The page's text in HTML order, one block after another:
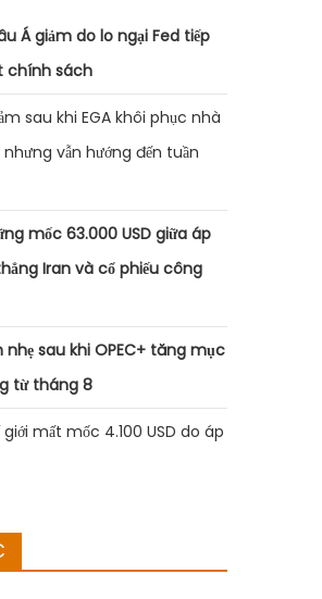
Á giảm do lo ngại Fed tiếp
chính sách
sau khi EGA khôi phục nhà
vẫn hướng đến tuần
mốc 63.000 USD giữa áp
Iran và cổ phiếu công
nhẹ sau khi OPEC+ tăng mục
từ tháng 8
mất mốc 4.100 USD do áp